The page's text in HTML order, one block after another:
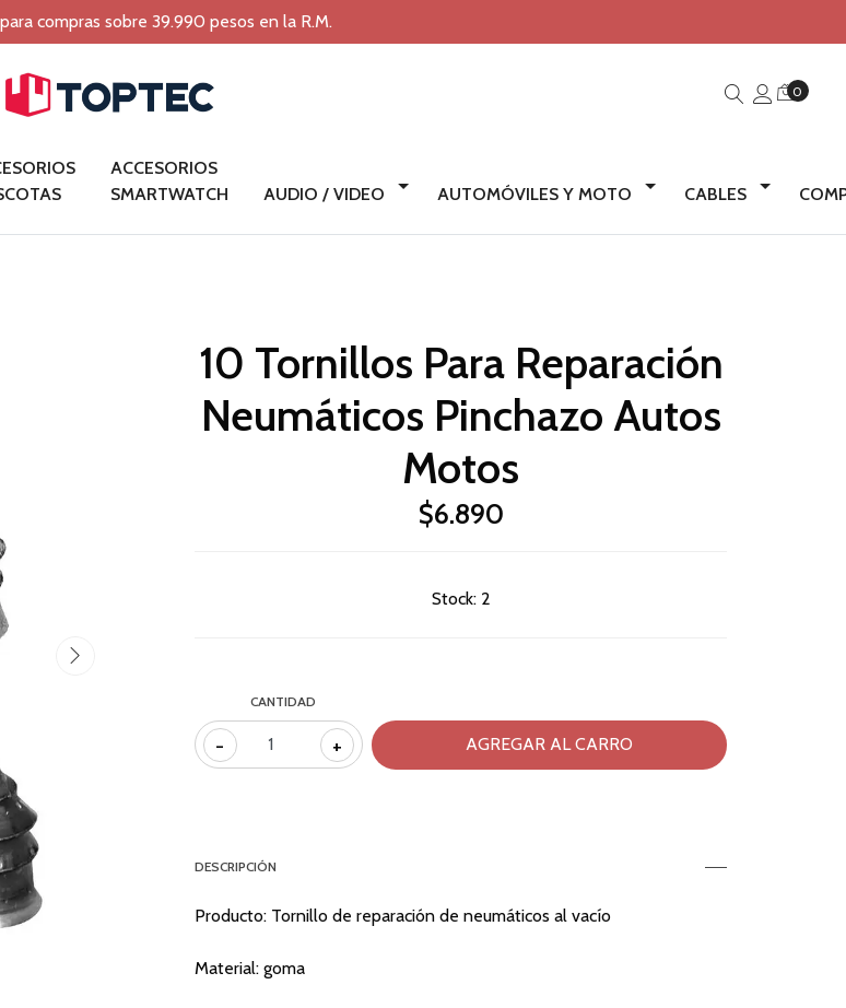
compras sobre 39.990 pesos en la R.M.
0
ACCESORIOS
SMARTWATCH
AUDIO / VIDEO AUTOMÓVILES Y MOTO CABLES
10 Tornillos Para Reparación
Neumáticos Pinchazo Autos
Motos
$6.890
Stock: 2
CANTIDAD
- +
DESCRIPCIÓN
Producto: Tornillo de reparación de neumáticos al vacío
Material: goma